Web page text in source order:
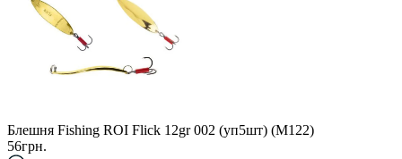
Блешня Fishing ROI Flick 12gr 002 (уп5шт) (M122)
56грн.